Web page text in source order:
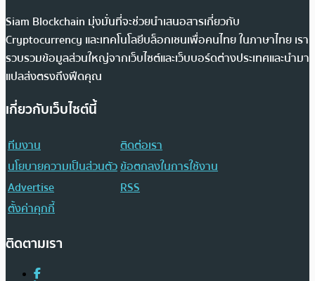
Siam Blockchain มุ่งมั่นที่จะช่วยนำเสนอสารเกี่ยวกับ
Cryptocurrency และเทคโนโลยีบล็อกเชนเพื่อคนไทย ในภาษาไทย เรา
รวบรวมข้อมูลส่วนใหญ่จากเว็บไซต์และเว็บบอร์ดต่างประเทศและนำมา
แปลส่งตรงถึงฟีดคุณ
เกี่ยวกับเว็บไซต์นี้
ทีมงาน
ติดต่อเรา
นโยบายความเป็นส่วนตัวข้อตกลงในการใช้งาน
Advertise
RSS
ตั้งค่าคุกกี้
ติดตามเรา